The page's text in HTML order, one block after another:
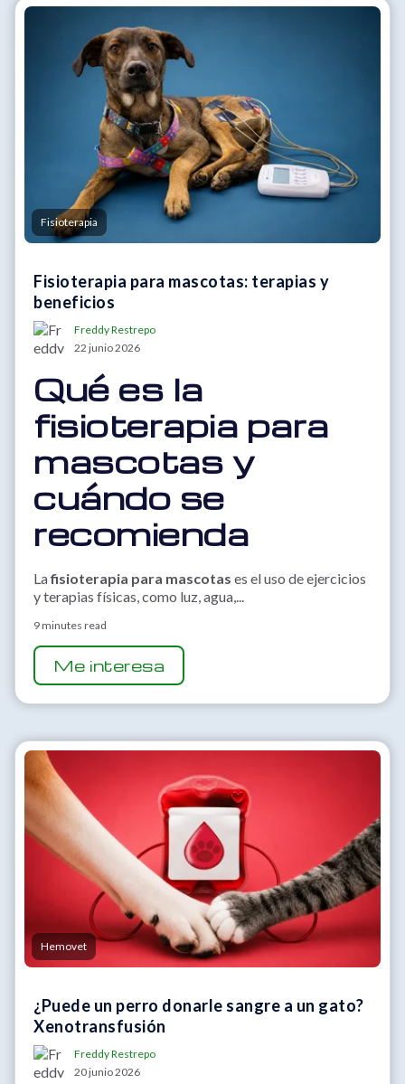
Fisioterapia
Fisioterapia para mascotas: terapias y
beneficios
Freddy Restrepo
22 junio 2026
Qué es la
fisioterapia para
mascotas y
cuándo se
recomienda
Lafisioterapia para mascotas es el uso de ejercicios
y terapias físicas, como luz, agua,...
9 minutes read
Me interesa
Hemovet
¿Puede un perro donarle sangre a un gato?
Xenotransfusión
Freddy Restrepo
20 junio 2026